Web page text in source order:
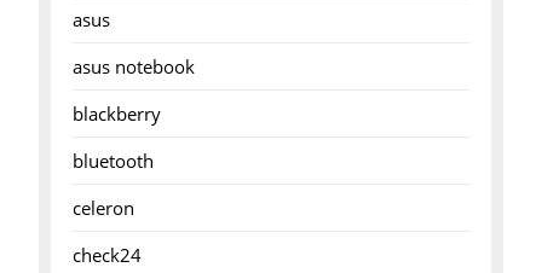
asus
asus notebook
blackberry
bluetooth
celeron
check24